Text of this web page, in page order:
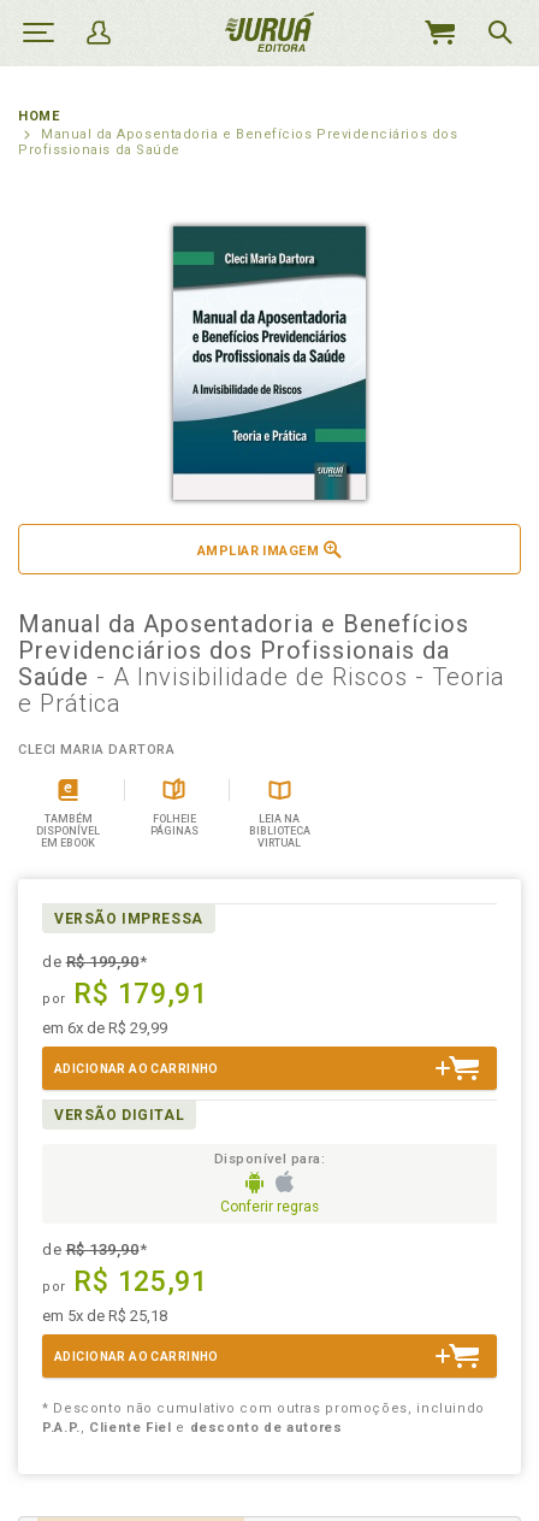
MEU
HOME
Manual da Aposentadoria e Benefícios Previdenciários dos
Profissionais da Saúde
AMPLIAR IMAGEM
Manual da Aposentadoria e Benefícios
Previdenciários dos Profissionais da
Saúde - A Invisibilidade de Riscos - Teoria
e Prática
CLECI MARIA DARTORA
TAMBÉM
DISPONÍVEL
EM EBOOK
FOLHEIE
PÁGINAS
LEIA NA
BIBLIOTECA
VIRTUAL
VERSÃO IMPRESSA
deR$ 199,90*
por R$ 179,91
em 6x de R$ 29,99
ADICIONAR AO CARRINHO
VERSÃO DIGITAL
Disponível para:
Conferir regras
deR$ 139,90*
por R$ 125,91
em 5x de R$ 25,18
ADICIONAR AO CARRINHO
* Desconto não cumulativo com outras promoções, incluindo
P.A.P., Cliente Fiel e desconto de autores